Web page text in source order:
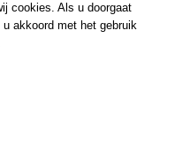
cookies. Als u doorgaat
akkoord met het gebruik